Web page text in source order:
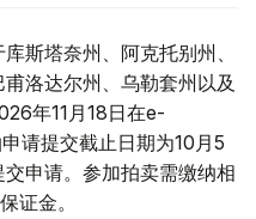
斯塔奈州、阿克托别州、
洛达尔州、乌勒套州以及
年11月18日在e-
请提交截止日期为10月5
申请。参加拍卖需缴纳相
证金。